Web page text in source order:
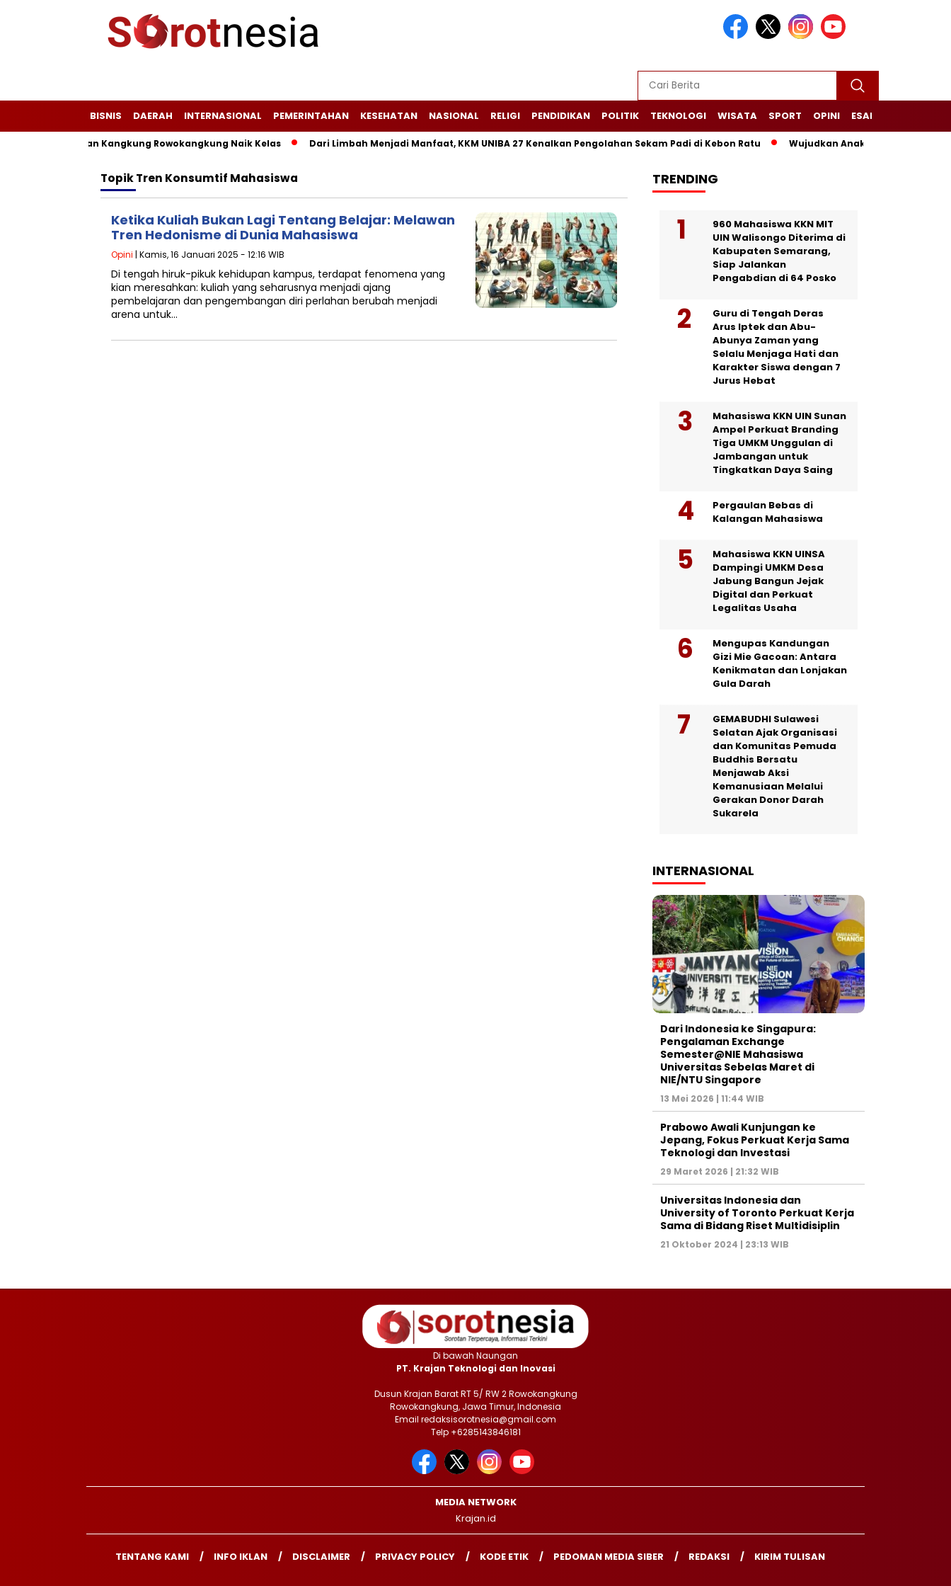
BISNIS DAERAH INTERNASIONAL PEMERINTAHAN KESEHATAN NASIONAL RELIGI PENDIDIKAN POLITIK TEKNOLOGI WISATA SPORT OPINI ESAI
Jagung, dan Kangkung Rowokangkung Naik Kelas Dari Limbah Menjadi Manfaat, KKM UNIBA 27 Kenalkan Pengolahan Sekam Padi di Kebon Ratu Wujudkan Anak Desa Sehat dan
TopikTren Konsumtif Mahasiswa
Ketika Kuliah Bukan Lagi Tentang Belajar: Melawan
Tren Hedonisme di Dunia Mahasiswa
Opini | Kamis, 16 Januari 2025 - 12:16 WIB
Di tengah hiruk-pikuk kehidupan kampus, terdapat fenomena yang
kian meresahkan: kuliah yang seharusnya menjadi ajang
pembelajaran dan pengembangan diri perlahan berubah menjadi
arena untuk…
TRENDING
960 Mahasiswa KKN MIT
UIN Walisongo Diterima di
Kabupaten Semarang,
Siap Jalankan
Pengabdian di 64 Posko
Guru di Tengah Deras
Arus Iptek dan Abu-
Abunya Zaman yang
Selalu Menjaga Hati dan
Karakter Siswa dengan 7
Jurus Hebat
Mahasiswa KKN UIN Sunan
Ampel Perkuat Branding
Tiga UMKM Unggulan di
Jambangan untuk
Tingkatkan Daya Saing
Pergaulan Bebas di
Kalangan Mahasiswa
Mahasiswa KKN UINSA
Dampingi UMKM Desa
Jabung Bangun Jejak
Digital dan Perkuat
Legalitas Usaha
Mengupas Kandungan
Gizi Mie Gacoan: Antara
Kenikmatan dan Lonjakan
Gula Darah
GEMABUDHI Sulawesi
Selatan Ajak Organisasi
dan Komunitas Pemuda
Buddhis Bersatu
Menjawab Aksi
Kemanusiaan Melalui
Gerakan Donor Darah
Sukarela
INTERNASIONAL
Dari Indonesia ke Singapura:
Pengalaman Exchange
Semester@NIE Mahasiswa
Universitas Sebelas Maret di
NIE/NTU Singapore
13 Mei 2026 | 11:44 WIB
Prabowo Awali Kunjungan ke
Jepang, Fokus Perkuat Kerja Sama
Teknologi dan Investasi
29 Maret 2026 | 21:32 WIB
Universitas Indonesia dan
University of Toronto Perkuat Kerja
Sama di Bidang Riset Multidisiplin
21 Oktober 2024 | 23:13 WIB
Di bawah Naungan
PT. Krajan Teknologi dan Inovasi
Dusun Krajan Barat RT 5/ RW 2 Rowokangkung
Rowokangkung, Jawa Timur, Indonesia
Email redaksisorotnesia@gmail.com
Telp +6285143846181
MEDIA NETWORK
Krajan.id
TENTANG KAMI INFO IKLAN DISCLAIMER PRIVACY POLICY KODE ETIK PEDOMAN MEDIA SIBER REDAKSI KIRIM TULISAN